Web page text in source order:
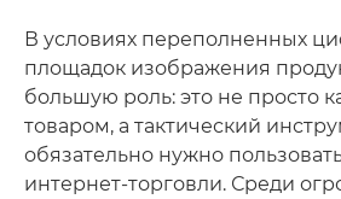
В условиях переполненных
площадок изображения
большую роль: это не просто
товаром, а тактический
обязательно нужно
интернет-торговли. Среди